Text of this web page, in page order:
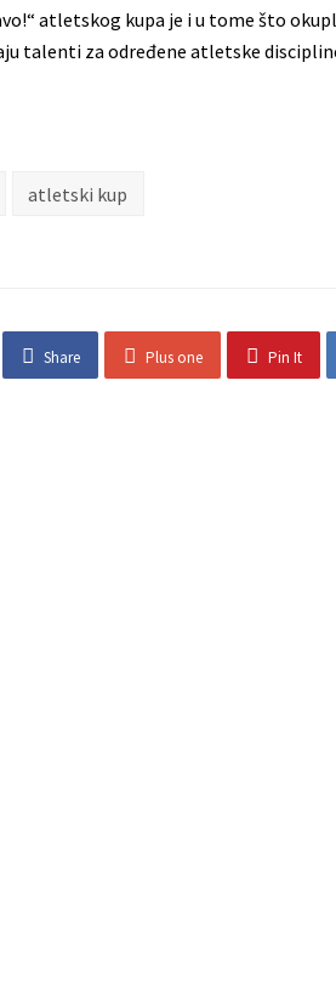
atletskog kupa je i u tome što
talenti za određene atletske
atletski kup
Share Plus one Pin It